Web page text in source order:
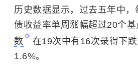
历史数据显示，过去五年中，
债收益率单周涨幅超过20个基
数
在19次中有16次录得下
1.6%。